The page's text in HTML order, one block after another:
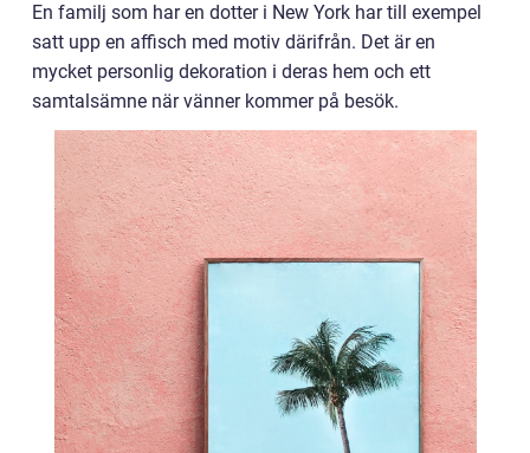
En familj som har en dotter i New York har till exempel
satt upp en affisch med motiv därifrån. Det är en
mycket personlig dekoration i deras hem och ett
samtalsämne när vänner kommer på besök.